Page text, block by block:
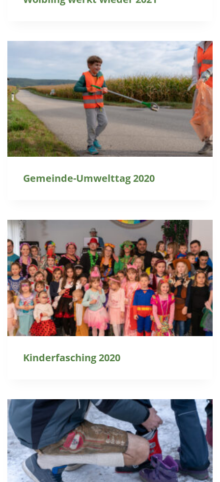
Gemeinde-Umwelttag 2020
Kinderfasching 2020